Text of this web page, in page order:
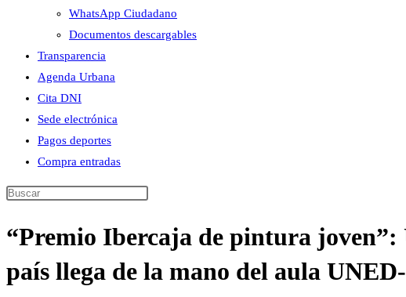
WhatsApp Ciudadano
Documentos descargables
Transparencia
Agenda Urbana
Cita DNI
Sede electrónica
Pagos deportes
Compra entradas
Buscar
esta
“Premio Ibercaja de pintura joven”:
país llega de la mano del aula